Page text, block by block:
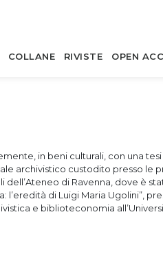
COLLANE RIVISTE OPEN
in beni culturali, con una
archivistico custodito presso le
di Ravenna, dove è
l’eredità di Luigi Maria Ugolini”,
e biblioteconomia